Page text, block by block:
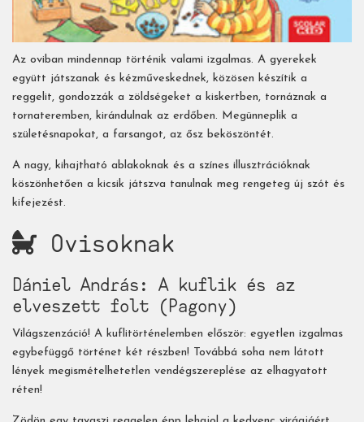
Az oviban mindennap történik valami izgalmas. A gyerekek
együtt játszanak és kézműveskednek, közösen készítik a
reggelit, gondozzák a zöldségeket a kiskertben, tornáznak a
tornateremben, kirándulnak az erdőben. Megünneplik a
születésnapokat, a farsangot, az ősz beköszöntét.
A nagy, kihajtható ablakoknak és a színes illusztrációknak
köszönhetően a kicsik játszva tanulnak meg rengeteg új szót és
kifejezést.
Ovisoknak
Dániel András: A kuflik és az
elveszett folt (Pagony)
Világszenzáció! A kuflitörténelemben először: egyetlen izgalmas
egybefüggő történet két részben! Továbbá soha nem látott
lények megismételhetetlen vendégszereplése az elhagyatott
réten!